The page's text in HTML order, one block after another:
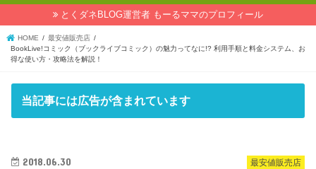
とくダネBLOG運営者 もーるママのプロフィール
HOME
最安値販売店
BookLive!コミック（ブックライブコミック）の魅力ってなに!? 利用手順と料金システム、お
得な使い方・攻略法を解説！
当記事には広告が含まれています
最安値販売店
2018.06.30